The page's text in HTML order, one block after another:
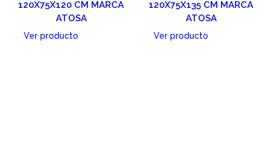
120X75X120 CM MARCA
ATOSA
Ver producto
120X75X135 CM MARCA
ATOSA
Ver producto